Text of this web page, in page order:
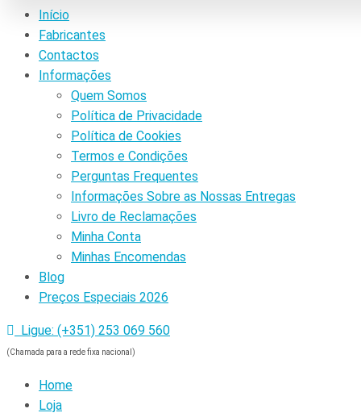
Início
Fabricantes
Contactos
Informações
Quem Somos
Política de Privacidade
Política de Cookies
Termos e Condições
Perguntas Frequentes
Informações Sobre as Nossas Entregas
Livro de Reclamações
Minha Conta
Minhas Encomendas
Blog
Preços Especiais 2026
Ligue: (+351) 253 069 560
(Chamada para a rede fixa nacional)
Home
Loja